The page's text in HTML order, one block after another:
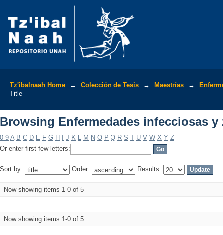
Tz'ibalnaah Home → Colección de Tesis → Maestrías →
Title
Browsing Enfermedades infecciosas
0-9 A B C D E F G H J K L M N O P Q R S T U V W X Y Z
Or enter first few letters:
Sort by: Order: Results:
Now showing items 1-0 of 5
Now showing items 1-0 of 5